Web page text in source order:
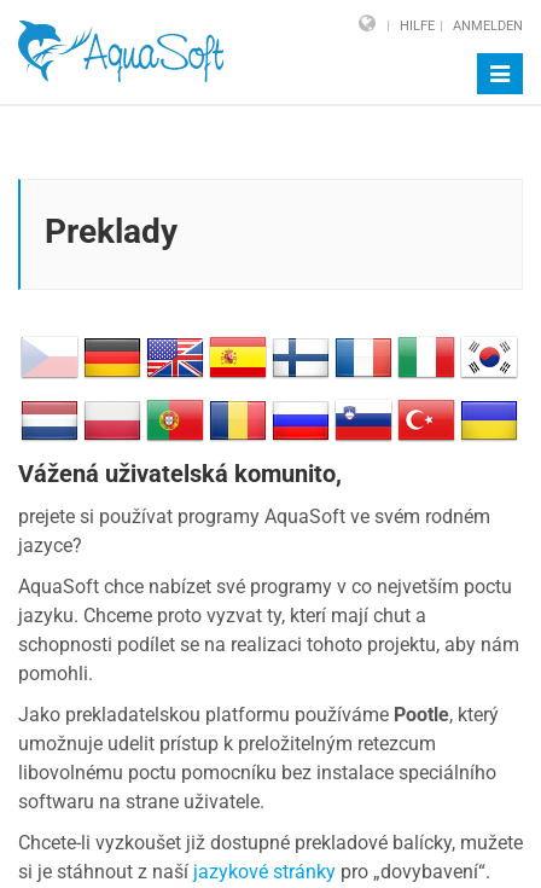
HILFE ANMELDEN
Preklady
Vážená uživatelská komunito,
prejete si používat programy AquaSoft ve svém rodném
jazyce?
AquaSoft chce nabízet své programy v co nejvetším poctu
jazyku. Chceme proto vyzvat ty, kterí mají chut a
schopnosti podílet se na realizaci tohoto projektu, aby nám
pomohli.
Jako prekladatelskou platformu používáme Pootle, který
umožnuje udelit prístup k preložitelným retezcum
libovolnému poctu pomocníku bez instalace speciálního
softwaru na strane uživatele.
Chcete-li vyzkoušet již dostupné prekladové balícky, mužete
si je stáhnout z naší jazykové stránky pro „dovybavení“.